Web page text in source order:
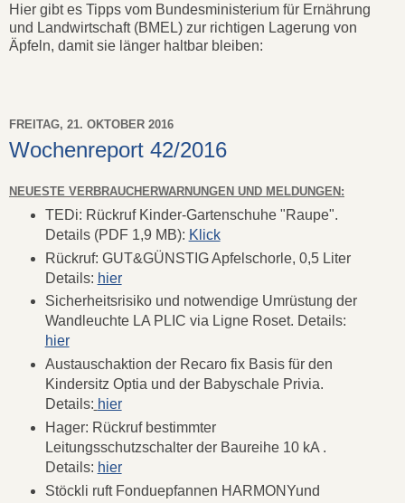
Hier gibt es Tipps vom Bundesministerium für Ernährung
und Landwirtschaft (BMEL) zur richtigen Lagerung von
Äpfeln, damit sie länger haltbar bleiben:
FREITAG, 21. OKTOBER 2016
Wochenreport 42/2016
NEUESTE VERBRAUCHERWARNUNGEN UND MELDUNGEN:
TEDi: Rückruf Kinder-Gartenschuhe "Raupe".
Details (PDF 1,9 MB): Klick
Rückruf: GUT&GÜNSTIG Apfelschorle, 0,5 Liter
Details: hier
Sicherheitsrisiko und notwendige Umrüstung der
Wandleuchte LA PLIC via Ligne Roset. Details:
hier
Austauschaktion der Recaro fix Basis für den
Kindersitz Optia und der Babyschale Privia.
Details: hier
Hager: Rückruf bestimmter
Leitungsschutzschalter der Baureihe 10 kA .
Details: hier
Stöckli ruft Fonduepfannen HARMONYund